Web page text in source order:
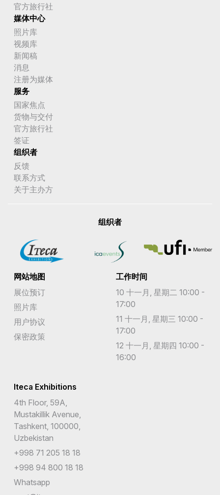
官方旅行社
媒体中心
照片库
视频库
新闻稿
消息
注册为媒体
服务
国家焦点
货物与交付
官方旅行社
签证
组织者
反馈
联系方式
关于主办方
组织者
网站地图
展位预订
照片库
用户协议
保密政策
工作时间
10 十一月, 星期二 10:00 -
17:00
11 十一月, 星期三 10:00 -
17:00
12 十一月, 星期四 10:00 -
16:00
Iteca Exhibitions
4th Floor, 59A,
Mustakillik Avenue,
Tashkent, 100000,
Uzbekistan
+998 71 205 18 18
+998 94 800 18 18
Whatsapp